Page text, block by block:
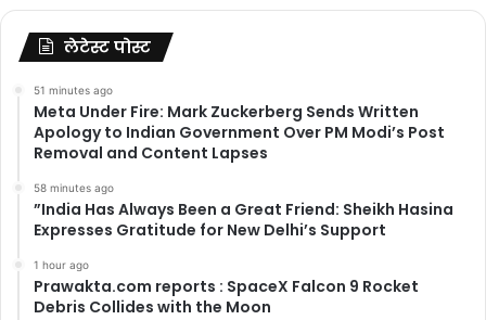
लेटेस्ट पोस्ट
51 minutes ago
Meta Under Fire: Mark Zuckerberg Sends Written
Apology to Indian Government Over PM Modi’s Post
Removal and Content Lapses
58 minutes ago
​”India Has Always Been a Great Friend: Sheikh Hasina
Expresses Gratitude for New Delhi’s Support
1 hour ago
Prawakta.com reports : SpaceX Falcon 9 Rocket
Debris Collides with the Moon